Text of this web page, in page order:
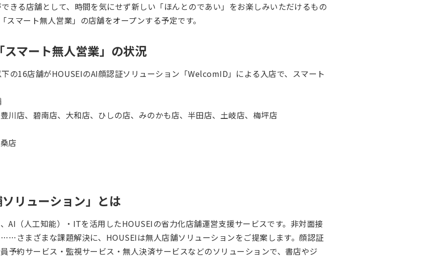
きる店舗として、時間を気にせず新しい「ほんとのであい」をお楽しみいただけるもの
スマート無人営業」の店舗をオープンする予定です。
マート無人営業」の状況
の16店舗がHOUSEIのAI顔認証ソリューション「WelcomID」による入店で、スマート
川店、碧南店、大和店、ひしの店、みのかも店、半田店、土岐店、梅坪店
店
リューション」とは
AI（人工知能）・ITを活用したHOUSEIの省力化店舗運営支援サービスです。非対面接
さまざまな課題解決に、HOUSEIは無人店舗ソリューションをご提案します。顔認証
予約サービス・監視サービス・無人決済サービスなどのソリューションで、書店やジ